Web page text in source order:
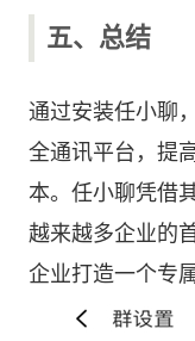
五、总结
通过安装任小聊
全通讯平台，提
本。任小聊凭借
越来越多企业的
企业打造一个专